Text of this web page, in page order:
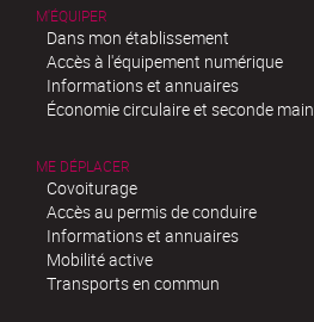
M'ÉQUIPER
Dans mon établissement
Accès à l'équipement numérique
Informations et annuaires
Économie circulaire et seconde main
ME DÉPLACER
Covoiturage
Accès au permis de conduire
Informations et annuaires
Mobilité active
Transports en commun